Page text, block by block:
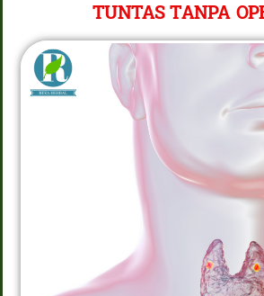
TUNTAS TANPA